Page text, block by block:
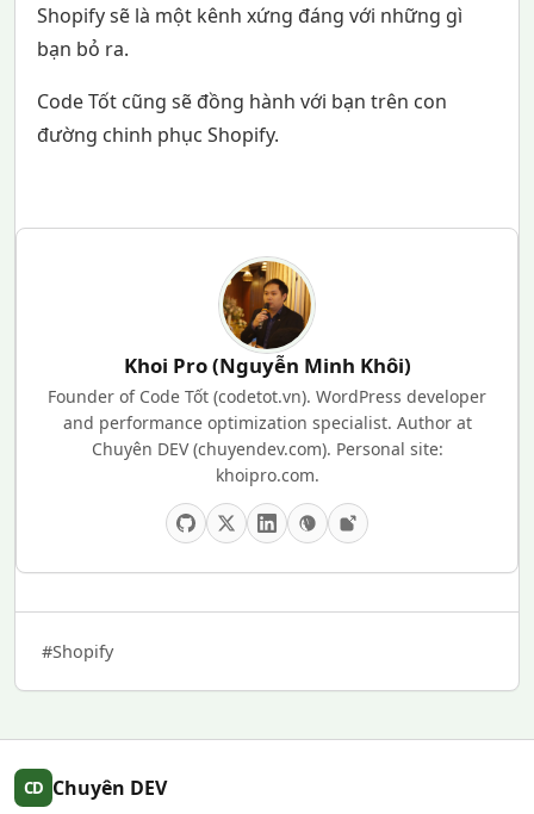
Shopify sẽ là một kênh xứng đáng với những gì
bạn bỏ ra.
Code Tốt cũng sẽ đồng hành với bạn trên con
đường chinh phục Shopify.
Khoi Pro (Nguyễn Minh Khôi)
Founder of Code Tốt (codetot.vn). WordPress developer
and performance optimization specialist. Author at
Chuyên DEV (chuyendev.com). Personal site:
khoipro.com.
#Shopify
CD Chuyên DEV